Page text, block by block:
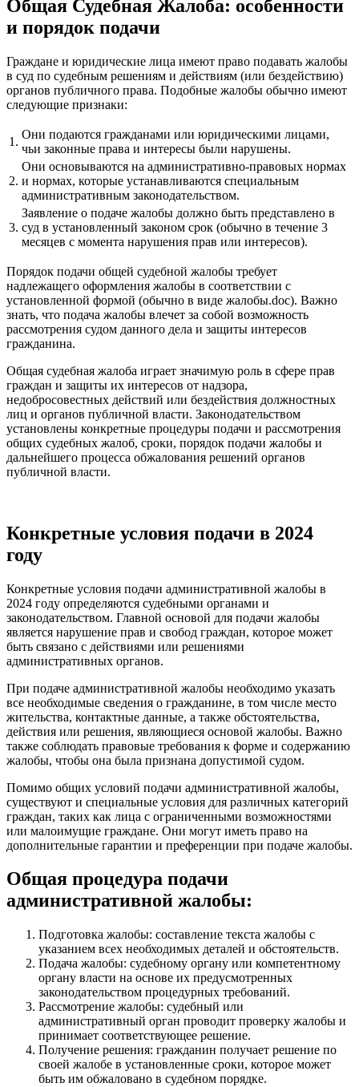
Общая Судебная Жалоба: особенности
и порядок подачи
Граждане и юридические лица имеют право подавать жалобы
в суд по судебным решениям и действиям (или бездействию)
органов публичного права. Подобные жалобы обычно имеют
следующие признаки:
1.
Они подаются гражданами или юридическими лицами,
чьи законные права и интересы были нарушены.
2.
Они основываются на административно-правовых нормах
и нормах, которые устанавливаются специальным
административным законодательством.
3.
Заявление о подаче жалобы должно быть представлено в
суд в установленный законом срок (обычно в течение 3
месяцев с момента нарушения прав или интересов).
Порядок подачи общей судебной жалобы требует
надлежащего оформления жалобы в соответствии с
установленной формой (обычно в виде жалобы.doc). Важно
знать, что подача жалобы влечет за собой возможность
рассмотрения судом данного дела и защиты интересов
гражданина.
Общая судебная жалоба играет значимую роль в сфере прав
граждан и защиты их интересов от надзора,
недобросовестных действий или бездействия должностных
лиц и органов публичной власти. Законодательством
установлены конкретные процедуры подачи и рассмотрения
общих судебных жалоб, сроки, порядок подачи жалобы и
дальнейшего процесса обжалования решений органов
публичной власти.
Конкретные условия подачи в 2024
году
Конкретные условия подачи административной жалобы в
2024 году определяются судебными органами и
законодательством. Главной основой для подачи жалобы
является нарушение прав и свобод граждан, которое может
быть связано с действиями или решениями
административных органов.
При подаче административной жалобы необходимо указать
все необходимые сведения о гражданине, в том числе место
жительства, контактные данные, а также обстоятельства,
действия или решения, являющиеся основой жалобы. Важно
также соблюдать правовые требования к форме и содержанию
жалобы, чтобы она была признана допустимой судом.
Помимо общих условий подачи административной жалобы,
существуют и специальные условия для различных категорий
граждан, таких как лица с ограниченными возможностями
или малоимущие граждане. Они могут иметь право на
дополнительные гарантии и преференции при подаче жалобы.
Общая процедура подачи
административной жалобы:
Подготовка жалобы: составление текста жалобы с
указанием всех необходимых деталей и обстоятельств.
Подача жалобы: судебному органу или компетентному
органу власти на основе их предусмотренных
законодательством процедурных требований.
Рассмотрение жалобы: судебный или
административный орган проводит проверку жалобы и
принимает соответствующее решение.
Получение решения: гражданин получает решение по
своей жалобе в установленные сроки, которое может
быть им обжаловано в судебном порядке.